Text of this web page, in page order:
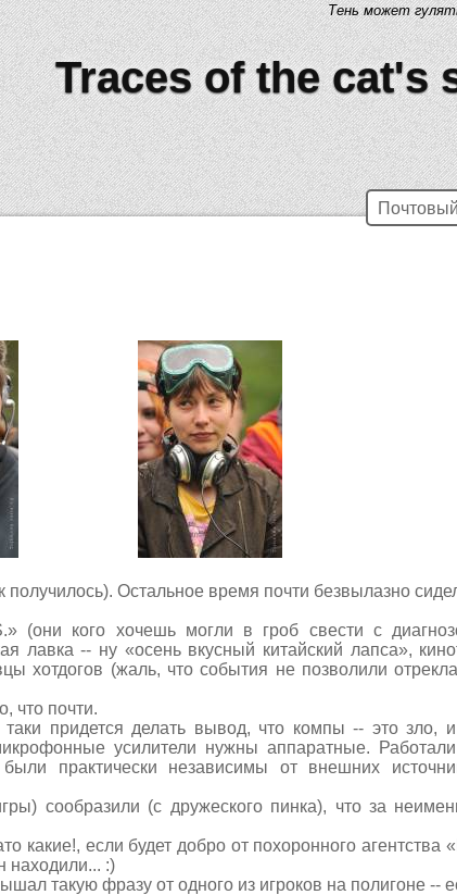
Тень может
Traces of the cat's
Остальное время почти безвылазно
(они кого хочешь могли в гроб свести с
лавка -- ну «осень вкусный китайский лапса»,
хотдогов (жаль, что события не позволили
что почти.
придется делать вывод, что компы -- это зло,
усилители нужны аппаратные.
практически независимы от внешних
сообразили (с дружеского пинка), что за
какие!, если будет добро от похоронного агентства
находили... :)
такую фразу от одного из игроков на полигоне --